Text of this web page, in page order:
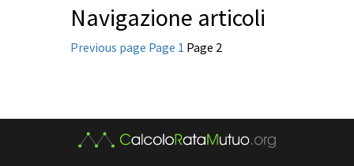
Navigazione articoli
Previous page Page 1 Page 2